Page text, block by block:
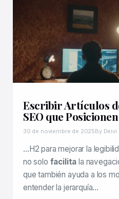
Escribir Artículos
SEO que
30 de noviembre de 2025By Deivi
…H2 para mejorar la
no solo facilita la
que también ayuda a los
entender la jerarquía…